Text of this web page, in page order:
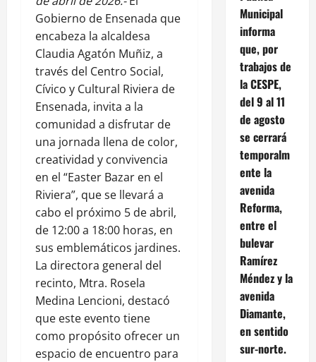
Gobierno de Ensenada que
encabeza la alcaldesa
Claudia Agatón Muñiz, a
través del Centro Social,
Cívico y Cultural Riviera de
Ensenada, invita a la
comunidad a disfrutar de
una jornada llena de color,
creatividad y convivencia
en el “Easter Bazar en el
Riviera”, que se llevará a
cabo el próximo 5 de abril,
de 12:00 a 18:00 horas, en
sus emblemáticos jardines.
La directora general del
recinto, Mtra. Rosela
Medina Lencioni, destacó
que este evento tiene
como propósito ofrecer un
espacio de encuentro para
Municipal
informa
que, por
trabajos de
la CESPE,
del 9 al 11
de agosto
se cerrará
temporalm
ente la
avenida
Reforma,
entre el
bulevar
Ramírez
Méndez y la
avenida
Diamante,
en sentido
sur-norte.